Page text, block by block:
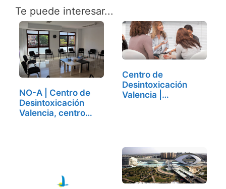
Te puede interesar...
NO-A | Centro de
Desintoxicación
Valencia, centro
Centro de
Desintoxicación
Valencia |